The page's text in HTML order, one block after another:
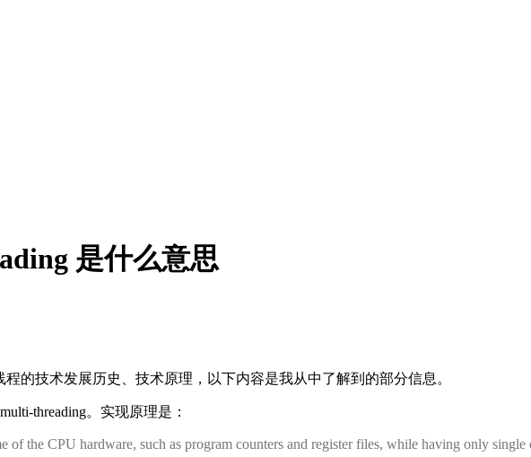
是什么意思
程的技术发展历史、技术原理，以下内容是我从中了解到的部分信息。
threading。实现原理是：
the CPU hardware, such as program counters and register files, while having only single